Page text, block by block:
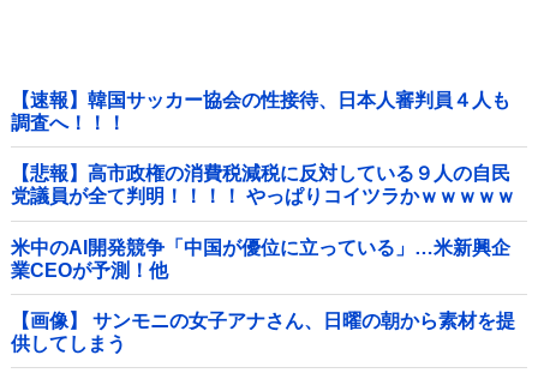
【速報】韓国サッカー協会の性接待、日本人審判員４人も
調査へ！！！
【悲報】高市政権の消費税減税に反対している９人の自民
党議員が全て判明！！！！ やっぱりコイツラかｗｗｗｗｗ
米中のAI開発競争「中国が優位に立っている」…米新興企
業CEOが予測！他
【画像】 サンモニの女子アナさん、日曜の朝から素材を提
供してしまう